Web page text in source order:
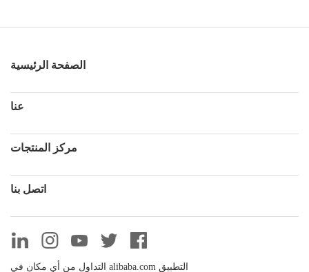
الصفحة الرئيسية
عنا
مركز المنتجات
اتصل بنا
التداول من أي مكان في alibaba.com التطبيق